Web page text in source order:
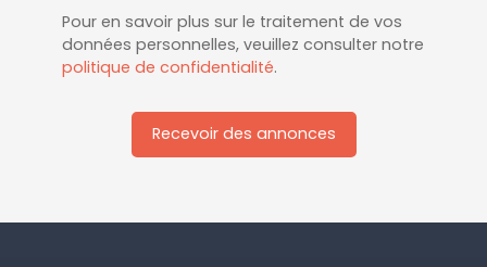
Pour en savoir plus sur le traitement de vos
données personnelles, veuillez consulter notre
politique de confidentialité.
Recevoir des annonces